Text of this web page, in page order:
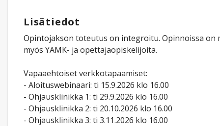
Lisätiedot
Opintojakson toteutus on integroitu. Opinnoissa on
myös YAMK- ja opettajaopiskelijoita.
Vapaaehtoiset verkkotapaamiset:​
- Aloituswebinaari: ti 15.9.2026 klo 16.00
- Ohjausklinikka 1: ti 29.9.2026 klo 16.00
- Ohjausklinikka 2: ti 20.10.2026 klo 16.00
- Ohjausklinikka 3: ti 3.11.2026 klo 16.00